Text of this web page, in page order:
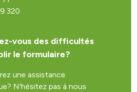
vous des difficultés
le formulaire?
une assistance
N'hésitez pas à nous